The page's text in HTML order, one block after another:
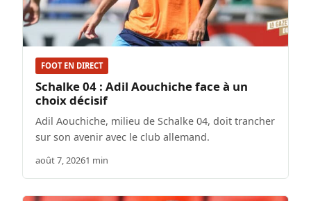
FOOT EN DIRECT
Schalke 04 : Adil Aouchiche face à un
choix décisif
Adil Aouchiche, milieu de Schalke 04, doit trancher
sur son avenir avec le club allemand.
août 7, 20261 min